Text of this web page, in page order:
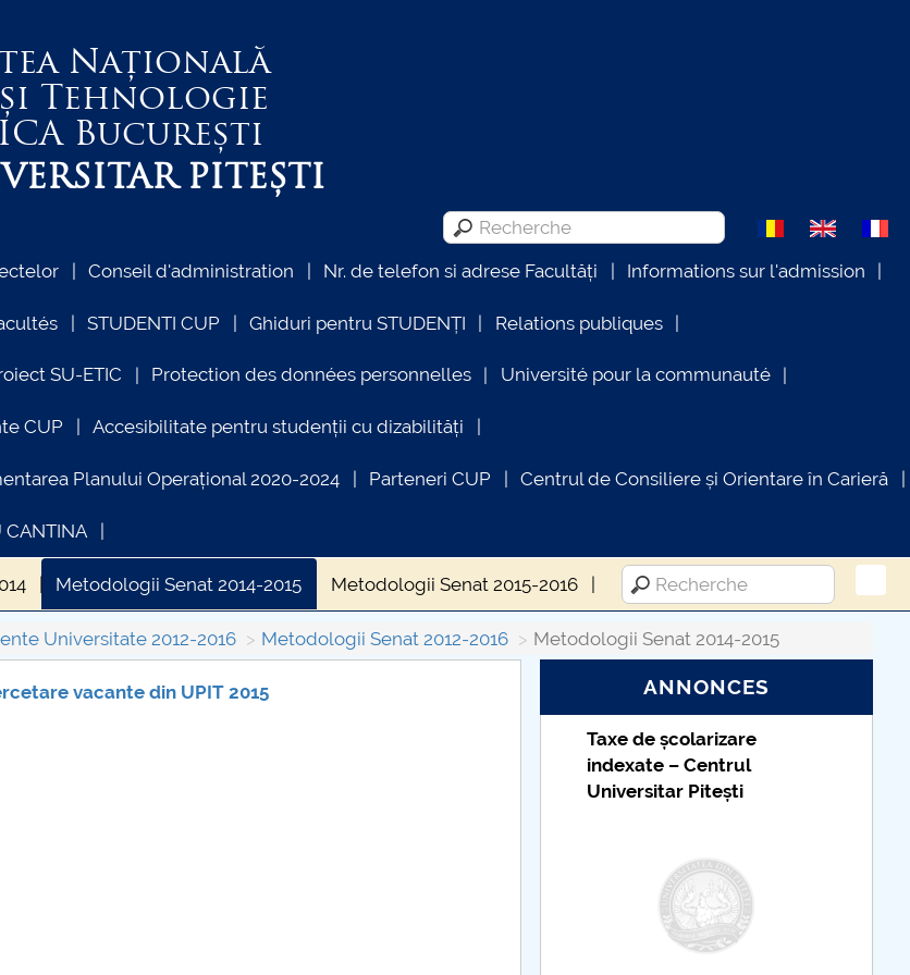
Națională
Tehnologie
București
PITEȘTI
Conseil d'administration Nr. de telefon si adrese Facultăți Informations sur l'admission
STUDENTI CUP Ghiduri pentru STUDENȚI Relations publiques
SU-ETIC Protection des données personnelles Université pour la communauté
CUP Accesibilitate pentru studenții cu dizabilități
Planului Operațional 2020-2024 Parteneri CUP Centrul de Consiliere și Orientare în Carieră
CANTINA
Metodologii Senat 2014-2015 Metodologii Senat 2015-2016
Universitate 2012-2016 Metodologii Senat 2012-2016 Metodologii Senat 2014-2015
vacante din UPIT 2015 ANNONCES
Taxe de școlarizare
indexate – Centrul
Universitar Pitești